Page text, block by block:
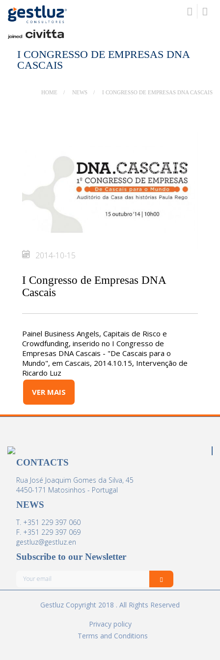
I CONGRESSO DE EMPRESAS DNA
CASCAIS
HOME NEWS I CONGRESSO DE EMPRESAS DNA CASCAIS
2014-10-15
I Congresso de Empresas DNA
Cascais
Painel Business Angels, Capitais de Risco e
Crowdfunding, inserido no I Congresso de
Empresas DNA Cascais - "De Cascais para o
Mundo", em Cascais, 2014.10.15, Intervenção de
Ricardo Luz
VER MAIS
CONTACTS
Rua José Joaquim Gomes da Silva, 45
4450-171 Matosinhos - Portugal
NEWS
T. +351 229 397 060
F. +351 229 397 069
gestluz@gestluz.en
Subscribe to our Newsletter
Gestluz Copyright 2018 . All Rights Reserved
Privacy policy
Terms and Conditions